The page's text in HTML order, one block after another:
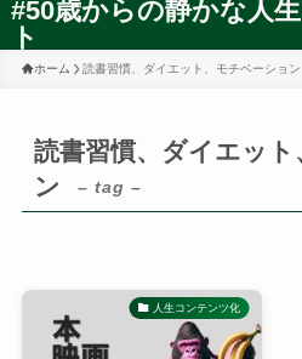
#50歳からの静かな人
ト
ホーム 読書習慣、ダイエット、モチベーション
読書習慣、ダイエット
ン
– tag –
人生コンテンツ化